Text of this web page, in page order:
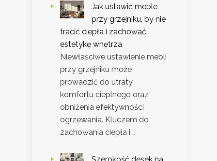
Jak ustawić meble
przy grzejniku, by nie
tracić ciepła i zachować
estetykę wnętrza
Niewłaściwe ustawienie mebli
przy grzejniku może
prowadzić do utraty
komfortu cieplnego oraz
obniżenia efektywności
ogrzewania. Kluczem do
zachowania ciepła i …
Szerokość desek na